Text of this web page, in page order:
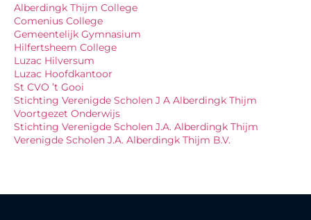
Alberdingk Thijm College
Comenius College
Gemeentelijk Gymnasium
Hilfertsheem College
Luzac Hilversum
Luzac Hoofdkantoor
St CVO ’t Gooi
Stichting Verenigde Scholen J A Alberdingk Thijm
Voortgezet Onderwijs
Stichting Verenigde Scholen J.A. Alberdingk Thijm
Verenigde Scholen J.A. Alberdingk Thijm B.V.